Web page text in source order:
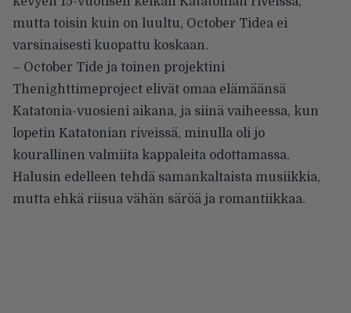
mutta toisin kuin on luultu, October Tidea ei
varsinaisesti kuopattu koskaan.
– October Tide ja toinen projektini
Thenighttimeproject elivät omaa elämäänsä
Katatonia-vuosieni aikana, ja siinä vaiheessa, kun
lopetin Katatonian riveissä, minulla oli jo
kourallinen valmiita kappaleita odottamassa.
Halusin edelleen tehdä samankaltaista musiikkia,
mutta ehkä riisua vähän säröä ja romantiikkaa.